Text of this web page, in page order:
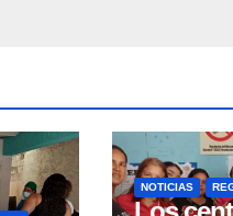
NOTICIAS